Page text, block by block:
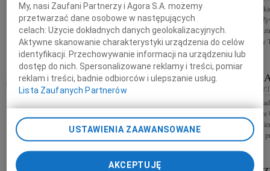
26.08.2019OLSZTYN
W przeddzień swoich 65. urodzin, w dniu 20 sierpnia
2019 roku odszedł od nas Paweł Artur
Chwalibogowski architekt Człowiek o
wszechstronnych zainteresowaniach, nieustannie...
Z głębokim
śmierci Roberta
współczucia
współpracownicy
JOANNA MICHALAK 09.08.2019
OLSZTYN
Warmińsko-Mazurskiego w Olsztynie, na której
profesjonalizm i pomoc firma...
HANNA
Odeszła Hania
bratowa,
rozpoczną się 9
10.00 w kościele
My, nasi Zaufani Partnerzy i Agora S.A. możemy
przetwarzać dane osobowe w następujących
celach:Użycie dokładnych danych geolokalizacyjnych.
Aktywne skanowanie charakterystyki urządzenia do celów
identyfikacji. Przechowywanie informacji na urządzeniu lub
dostęp do nich. Spersonalizowane reklamy i treści, pomiar
reklam i treści, badnie odbiorców i ulepszanie usług.
Lista Zaufanych Partnerów
USTAWIENIA ZAAWANSOWANE
AKCEPTUJĘ